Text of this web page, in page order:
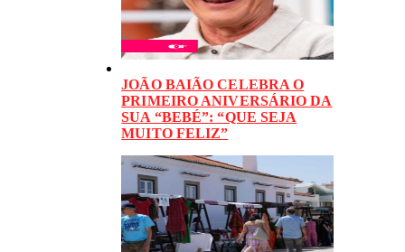
JOÃO BAIÃO CELEBRA O
PRIMEIRO ANIVERSÁRIO DA
SUA “BEBÉ”: “QUE SEJA
MUITO FELIZ”